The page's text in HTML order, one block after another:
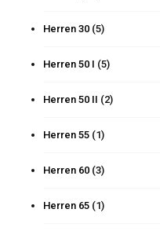
Herren 30 (5)
Herren 50 I (5)
Herren 50 II (2)
Herren 55 (1)
Herren 60 (3)
Herren 65 (1)